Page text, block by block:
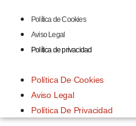
Política de Cookies
Aviso Legal
Política de privacidad
Política De Cookies
Aviso Legal
Política De Privacidad